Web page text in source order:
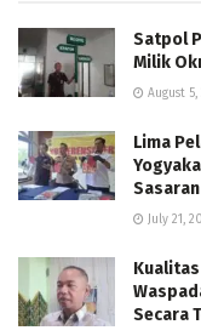
Satpol
Milik
August 5,
Lima
Sasaran
July 21,
Secara